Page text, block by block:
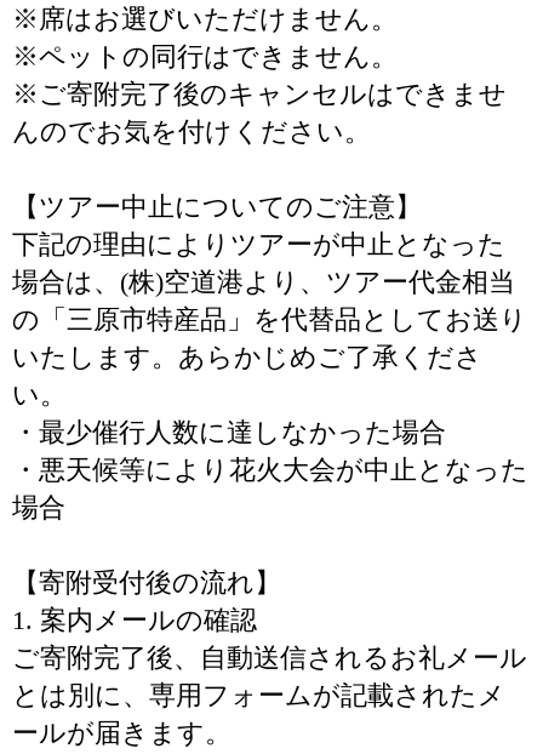
※席はお選びいただけません。
※ペットの同行はできません。
※ご寄附完了後のキャンセルはできませ
んのでお気を付けください。
【ツアー中止についてのご注意】
下記の理由によりツアーが中止となった
場合は、(株)空道港より、ツアー代金相当
の「三原市特産品」を代替品としてお送り
いたします。あらかじめご了承くださ
い。
・最少催行人数に達しなかった場合
・悪天候等により花火大会が中止となった
場合
【寄附受付後の流れ】
1. 案内メールの確認
ご寄附完了後、自動送信されるお礼メール
とは別に、専用フォームが記載されたメ
ールが届きます。